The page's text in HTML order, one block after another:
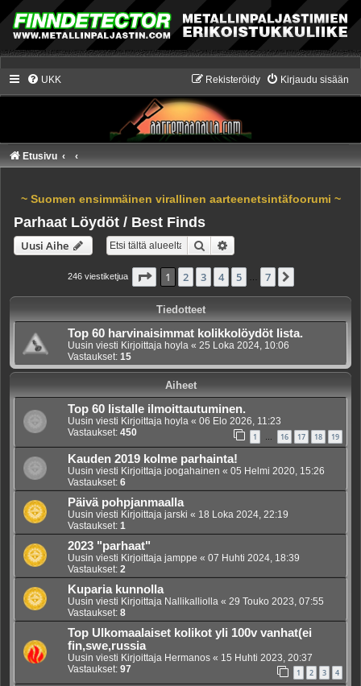
UKK Kirjaudu sisään
Rekisteröidy
Etusivu
~ Suomen ensimmäinen virallinen aarteenetsintäfoorumi ~
Parhaat Löydöt / Best Finds
Uusi Aihe Etsi
246 viestiketjua Sivu /7
1 2 3 4 5 7
Tiedotteet
Top 60 harvinaisimmat kolikkolöydöt lista.
Uusin viesti Kirjoittaja hoyla « 25 Loka 2024, 10:06
Vastaukset: 15
Aiheet
Top 60 listalle ilmoittautuminen.
Uusin viesti Kirjoittaja hoyla « 06 Elo 2026, 11:23
Vastaukset: 450 1 16 17 18 19
Kauden 2019 kolme parhainta!
Uusin viesti Kirjoittaja joogahainen « 05 Helmi 2020, 15:26
Vastaukset: 6
Päivä pohpjanmaalla
Uusin viesti Kirjoittaja jarski « 18 Loka 2024, 22:19
Vastaukset: 1
2023 "parhaat"
Uusin viesti Kirjoittaja jamppe « 07 Huhti 2024, 18:39
Vastaukset: 2
Kuparia kunnolla
Uusin viesti Kirjoittaja Nallikalliolla « 29 Touko 2023, 07:55
Vastaukset: 8
Top Ulkomaalaiset kolikot yli 100v vanhat(ei
fin,swe,russia
Uusin viesti Kirjoittaja Hermanos « 15 Huhti 2023, 20:37
Vastaukset: 97 1 2 3 4